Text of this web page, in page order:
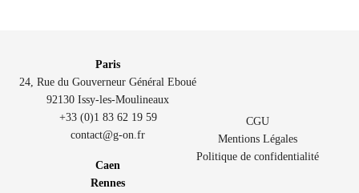
Paris
24, Rue du Gouverneur Général Eboué
92130 Issy-les-Moulineaux
+33 (0)1 83 62 19 59
contact@g-on.fr
Caen
Rennes
CGU
Mentions Légales
Politique de confidentialité